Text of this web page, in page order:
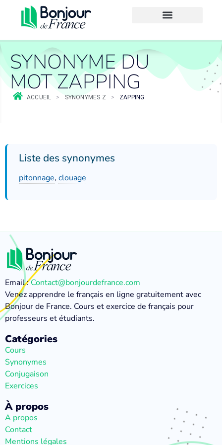
SYNONYME DU
MOT ZAPPING
ACCUEIL > SYNONYMES Z > ZAPPING
Liste des synonymes
pitonnage, clouage
Email :Contact@bonjourdefrance.com
Venez apprendre le français en ligne gratuitement avec
Bonjour de France. Cours et exercice de français pour
professeurs et étudiants.
Catégories
Cours
Synonymes
Conjugaison
Exercices
À propos
A propos
Contact
Mentions légales